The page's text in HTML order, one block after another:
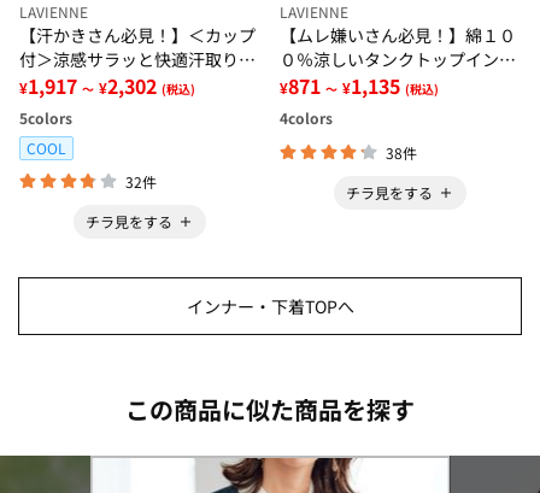
LAVIENNE
【汗かきさん必見！】＜カップ
付＞涼感サラッと快適汗取りタ
ンクトップインナー＜さらりラ
ボ＞
¥1,917 ～ ¥2,302 (税込)
5colors
COOL
32件
チラ見をする
LAVIENNE
【ムレ嫌いさん必見！】綿１０
０％涼しいタンクトップインナ
ー＜さらりラボ＞
¥871 ～ ¥1,135 (税込)
4colors
38件
チラ見をする
インナー・下着TOPへ
この商品に似た商品を探す